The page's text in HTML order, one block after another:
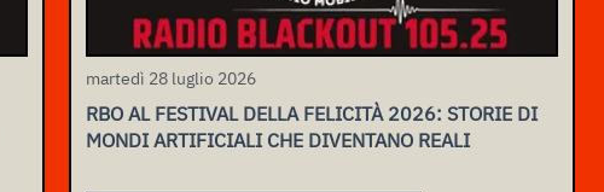
martedì 28 luglio 2026
RBO AL FESTIVAL DELLA FELICITÀ 2026: STORIE DI
MONDI ARTIFICIALI CHE DIVENTANO REALI